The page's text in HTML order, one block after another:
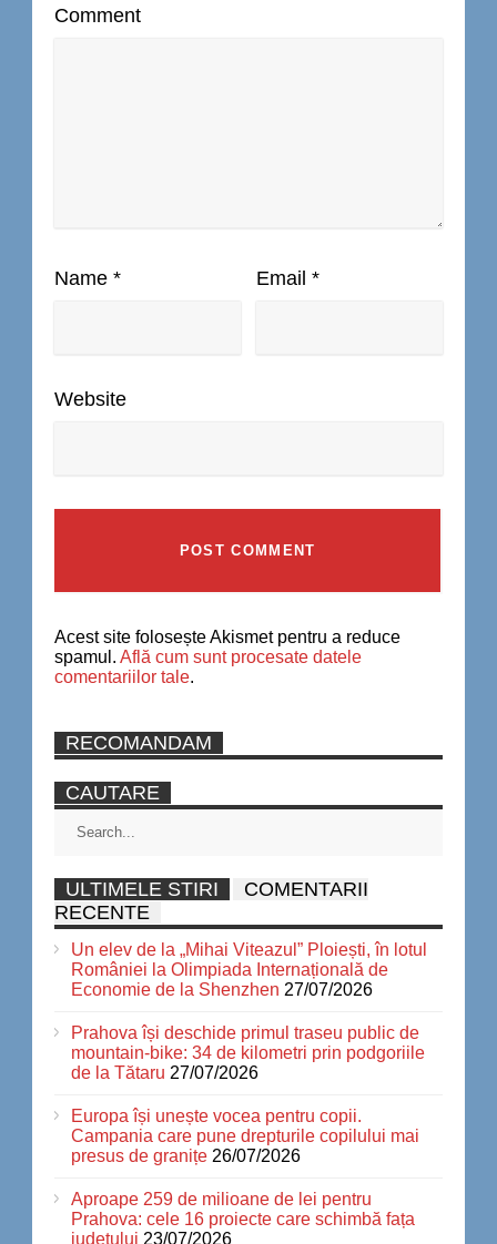
Comment
Name * Email *
Website
Acest site folosește Akismet pentru a reduce
spamul. Află cum sunt procesate datele
comentariilor tale.
RECOMANDAM
CAUTARE
ULTIMELE STIRI
COMENTARII
RECENTE
Un elev de la „Mihai Viteazul” Ploiești, în lotul
României la Olimpiada Internațională de
Economie de la Shenzhen 27/07/2026
Prahova își deschide primul traseu public de
mountain-bike: 34 de kilometri prin podgoriile
de la Tătaru 27/07/2026
Europa își unește vocea pentru copii.
Campania care pune drepturile copilului mai
presus de granițe 26/07/2026
Aproape 259 de milioane de lei pentru
Prahova: cele 16 proiecte care schimbă fața
județului 23/07/2026